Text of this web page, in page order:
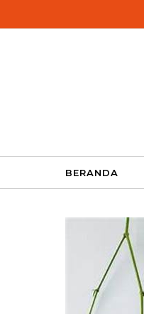
BERANDA